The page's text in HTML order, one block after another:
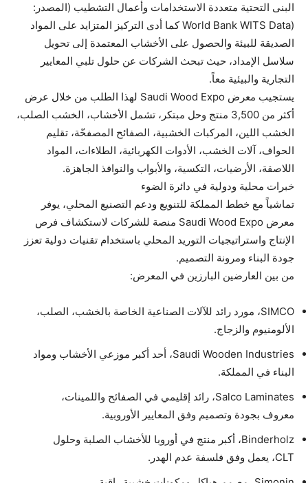
البنى التحتية متعددة الاستخدامات وأعمال التشطيب (المصدر:
(World Bank WITS Data كما أدى التركيز المتزايد على المواد
الصديقة للبيئة والحصول على الأخشاب المعتمدة إلى تحويل
سلاسل الإمداد، حيث تبحث الشركات عن حلول تلبي المعايير
التجارية والبيئية معاً.
يستجيب معرض Saudi Wood Expo لهذا الطلب من خلال عرض
أكثر من 3,500 منتج وحل مبتكر، تشمل الأخشاب، الخشب الصلب،
الخشب اللين، المركبات الخشبية، الصفائح المصفحّة، تقليم
الحواف، آلات الخشب، الأدوات الكهربائية، الطلاءات، المواد
اللاصقة، الأرضيات، التكسية، والأبواب والنوافذ الجاهزة.
خبرات محلية ودولية في دائرة الضوء
تماشياً مع خطط المملكة للتنويع ودعم التصنيع المحلي، يوفر
معرض Saudi Wood Expo منصة للشركات لاستكشاف فرص
الإنتاج واستراتيجيات التوريد المحلي باستخدام تقنيات دولية تعزز
جودة البناء ومرونة التصميم.
من بين العارضين البارزين في المعرض:
SIMCO، مورد رائد للآلات الصناعية الخاصة بالخشب، الصلب،
الألومنيوم والزجاج.
Saudi Wooden Industries، أحد أكبر موزعي الأخشاب ومواد
البناء في المملكة.
Salco Laminates، رائد إقليمي في الصفائح واللمينات،
معروف بجودة وتصميم وفق المعايير الأوروبية.
Binderholz، أكبر منتج في أوروبا للأخشاب الصلبة وحلول
CLT، يعمل وفق فلسفة عدم الهدر.